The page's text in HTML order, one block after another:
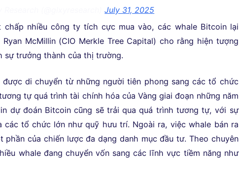
Research (@glxyresearch)July 31, 2025
chấp nhiều công ty tích cực mua vào, các whale Bitcoin lại
Ryan McMillin (CIO Merkle Tree Capital) cho rằng hiện tượng
sự trưởng thành của thị trường.
được di chuyển từ những người tiên phong sang các tổ chức
tự quá trình tài chính hóa của Vàng giai đoạn những năm
dự đoán Bitcoin cũng sẽ trải qua quá trình tương tự, với sự
các tổ chức lớn như quỹ hưu trí. Ngoài ra, việc whale bán ra
phần của chiến lược đa dạng danh mục đầu tư. Theo chuyên
whale đang chuyển vốn sang các lĩnh vực tiềm năng như